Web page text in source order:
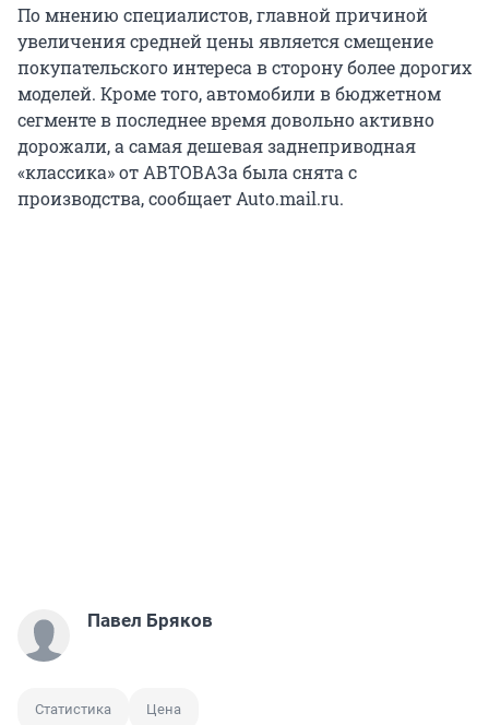
По мнению специалистов, главной причиной
увеличения средней цены является смещение
покупательского интереса в сторону более дорогих
моделей. Кроме того, автомобили в бюджетном
сегменте в последнее время довольно активно
дорожали, а самая дешевая заднеприводная
«классика» от АВТОВАЗа была снята с
производства, сообщает Auto.mail.ru.
Павел Бряков
Статистика Цена